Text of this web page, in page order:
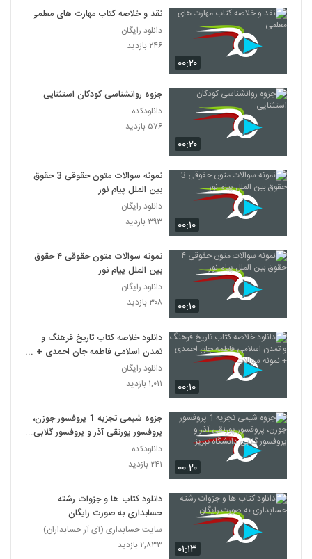
۰۰:۲۰
نقد و خلاصه کتاب مهارت های معلمی
دانلود رایگان
۲۴۶ بازدید
۰۰:۲۰
جزوه روانشناسی کودکان استثنایی
دانلودکده
۵۷۶ بازدید
۰۰:۱۰
نمونه سوالات متون حقوقی 3 حقوق
بین الملل پیام نور
دانلود رایگان
۳۹۳ بازدید
۰۰:۱۰
نمونه سوالات متون حقوقی ۴ حقوق
بین الملل پیام نور
دانلود رایگان
۳۰۸ بازدید
۰۰:۱۰
دانلود خلاصه کتاب تاریخ فرهنگ و
تمدن اسلامی فاطمه جان احمدی +
نمونه سوالات
دانلود رایگان
۱,۰۱۱ بازدید
۰۰:۲۰
جزوه شیمی تجزیه 1 پروفسور جوزن،
پروفسور پورنقی آذر و پروفسور گلابی
دانشگاه تبریز
دانلودکده
۲۴۱ بازدید
۰۱:۱۳
دانلود کتاب ها و جزوات رشته
حسابداری به صورت رایگان
سایت حسابداری (آی آر حسابداران)
۲,۸۳۳ بازدید